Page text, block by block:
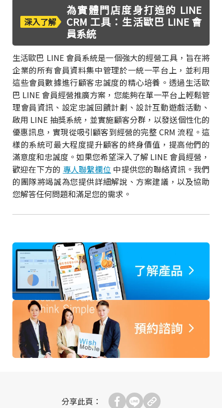
深入了解
為實體門店度身打造的 LINE
CRM 工具：生活歐巴 LINE 會
員系統
生活歐巴 LINE 會員系統是一個強大的經營工具，旨在將
企業的所有會員資料集中管理於一統一平台上，並利用
這些會員數據進行顧客忠誠度的精心培養。透過生活歐
巴 LINE 會員經營推廣方案，您能夠在單一平台上輕鬆管
理會員資訊、設定忠誠回饋計劃、設計互動遊戲活動、
啟用 LINE 抽獎系統，並實施顧客分群，以發送個性化的
優惠訊息，實現從吸引顧客到經營的完整 CRM 流程。這
樣的系統可最大程度提升顧客的終身價值，提高他們的
滿意度和忠誠度。如果您希望深入了解 LINE 會員經營，
歡迎在下方的 專人聯繫欄位 中提供您的聯絡資訊。我們
的團隊將竭誠為您提供詳細解說、方案建議，以及協助
您解答任何問題和滿足您的需求。
分享此頁：